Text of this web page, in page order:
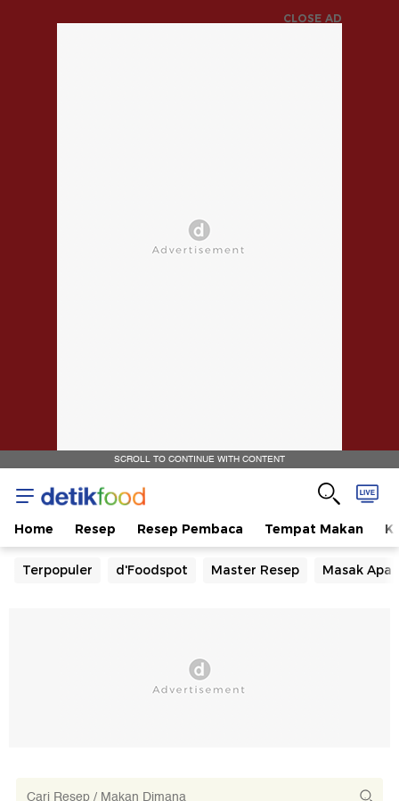
CLOSE AD
SCROLL TO CONTINUE WITH CONTENT
Home Resep Resep Pembaca Tempat Makan
Terpopuler d'Foodspot Master Resep Masak Apa